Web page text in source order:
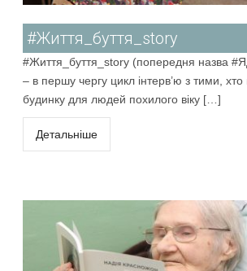
#Життя_буття_story
#Життя_буття_story (попередня назва
– в першу чергу цикл інтерв’ю з тими,
будинку для людей похилого віку […]
Детальніше